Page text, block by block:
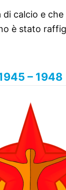
calcio e
è stato
– 1948